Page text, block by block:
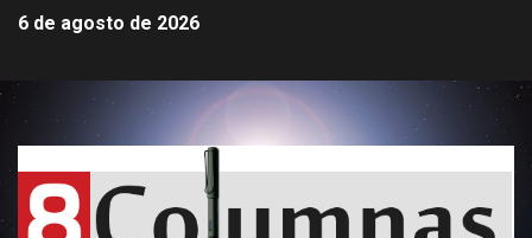
6 de agosto de 2026